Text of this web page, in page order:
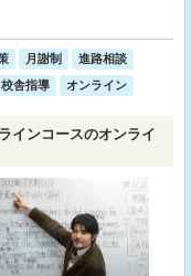
月謝制
進路相談
校舎指導 オンライン
インコースのオンライ